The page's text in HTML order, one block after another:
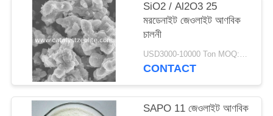
PRIVACY
POLICY
SiO2 / Al2O3 25
মরডেনাইট জেওলাইট আণবিক
চালনী
USD3000-10000 Ton MOQ:1 কিলোগ্রাম
CONTACT
SAPO 11 জেওলাইট আণবিক